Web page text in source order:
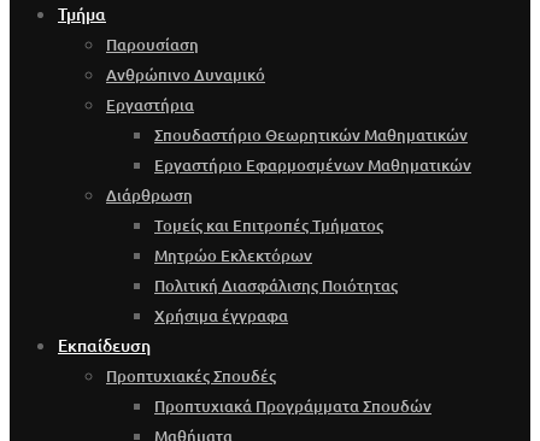
Τμήμα
Παρουσίαση
Ανθρώπινο Δυναμικό
Εργαστήρια
Σπουδαστήριο Θεωρητικών Μαθηματικών
Εργαστήριο Εφαρμοσμένων Μαθηματικών
Διάρθρωση
Τομείς και Επιτροπές Τμήματος
Μητρώο Εκλεκτόρων
Πολιτική Διασφάλισης Ποιότητας
Χρήσιμα έγγραφα
Εκπαίδευση
Προπτυχιακές Σπουδές
Προπτυχιακά Προγράμματα Σπουδών
Μαθήματα